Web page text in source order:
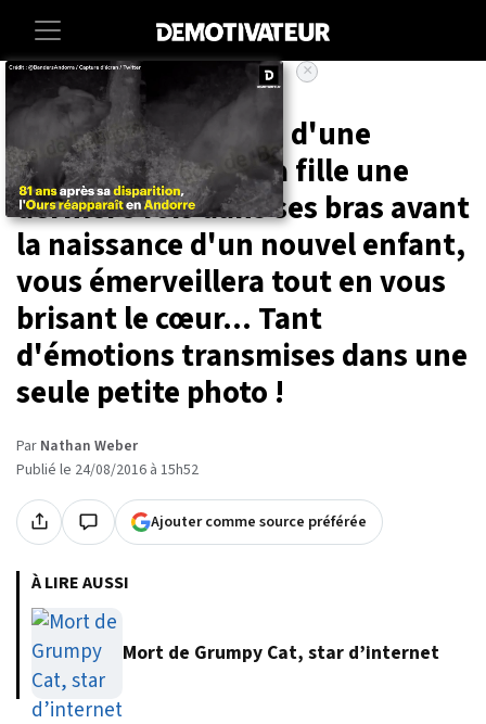
Accueil
Cette photographie d'une
maman qui serre sa fille une
dernière fois dans ses bras avant
la naissance d'un nouvel enfant,
vous émerveillera tout en vous
brisant le cœur... Tant
d'émotions transmises dans une
seule petite photo !
Par Nathan Weber
Publié le 24/08/2016 à 15h52
Ajouter comme source préférée
À LIRE AUSSI
Mort de Grumpy Cat, star d’internet
×